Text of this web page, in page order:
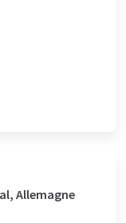
Allemagne